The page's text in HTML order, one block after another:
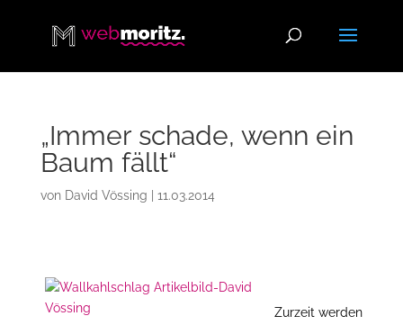
„Immer schade, wenn ein
Baum fällt“
von David Vössing 11.03.2014
Zurzeit werden